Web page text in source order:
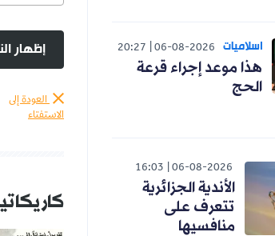
اسلاميات 06-08-2026
20:27
هذا موعد إجراء قرعة
الحج
06-08-2026
16:03
الأندية الجزائرية
تتعرف على
منافسيها
إظهار
العودة إلى
الاستفتاء